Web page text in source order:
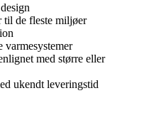
til de fleste miljøer
varmesystemer
med større eller
ukendt leveringstid